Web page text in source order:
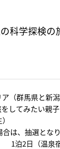
科学探検の
馬県と新潟
してみたい親子
、抽選となり
2日（温泉宿